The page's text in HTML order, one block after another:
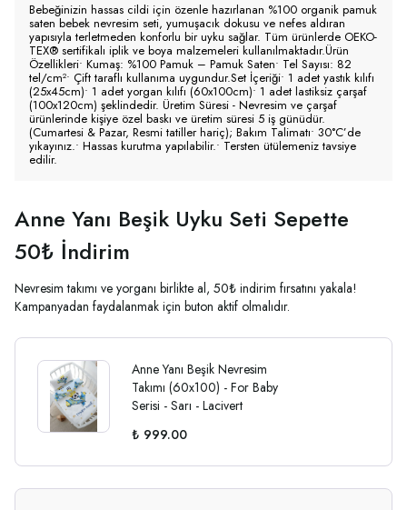
Bebeğinizin hassas cildi için özenle hazırlanan %100 organik pamuk
saten bebek nevresim seti, yumuşacık dokusu ve nefes aldıran
yapısıyla terletmeden konforlu bir uyku sağlar. Tüm ürünlerde OEKO-
TEX® sertifikalı iplik ve boya malzemeleri kullanılmaktadır.Ürün
Özellikleri• Kumaş: %100 Pamuk – Pamuk Saten• Tel Sayısı: 82
tel/cm²• Çift taraflı kullanıma uygundur.Set İçeriği• 1 adet yastık kılıfı
(25x45cm)• 1 adet yorgan kılıfı (60x100cm)• 1 adet lastiksiz çarşaf
(100x120cm) şeklindedir. Üretim Süresi - Nevresim ve çarşaf
ürünlerinde kişiye özel baskı ve üretim süresi 5 iş günüdür.
(Cumartesi & Pazar, Resmi tatiller hariç); Bakım Talimatı• 30°C’de
yıkayınız.• Hassas kurutma yapılabilir.• Tersten ütülemeniz tavsiye
edilir.
Anne Yanı Beşik Uyku Seti Sepette
50₺ İndirim
Nevresim takımı ve yorganı birlikte al, 50₺ indirim fırsatını yakala!
Kampanyadan faydalanmak için buton aktif olmalıdır.
Anne Yanı Beşik Nevresim
Takımı (60x100) - For Baby
Serisi - Sarı - Lacivert
₺ 999.00